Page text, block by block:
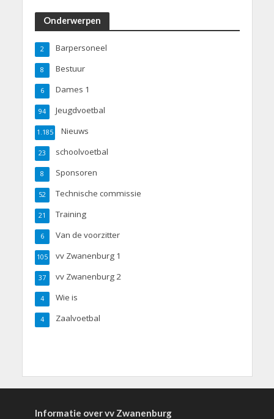
Onderwerpen
Barpersoneel
2
Bestuur
8
Dames 1
6
Jeugdvoetbal
94
Nieuws
1.185
schoolvoetbal
23
Sponsoren
8
Technische commissie
52
Training
21
Van de voorzitter
6
vv Zwanenburg 1
105
vv Zwanenburg 2
37
Wie is
4
Zaalvoetbal
4
Informatie over vv Zwanenburg